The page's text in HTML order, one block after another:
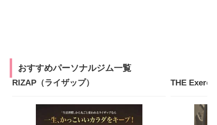
おすすめパーソナルジム一覧
RIZAP（ライザップ）